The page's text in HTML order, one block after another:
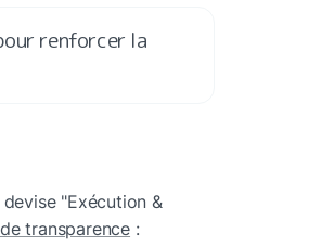
renforcer la
"Exécution &
transparence :